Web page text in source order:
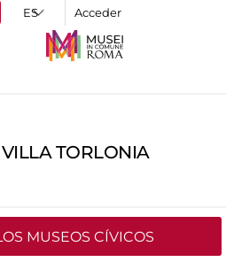
Acceder
TORLONIA
MUSEOS CÍVICOS